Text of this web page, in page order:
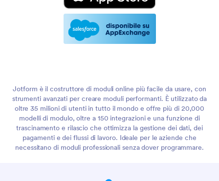
Jotform è il costruttore di moduli online più facile da usare, con
strumenti avanzati per creare moduli performanti. È utilizzato da
oltre 35 milioni di utenti in tutto il mondo e offre più di 20,000
modelli di modulo, oltre a 150 integrazioni e una funzione di
trascinamento e rilascio che ottimizza la gestione dei dati, dei
pagamenti e dei flussi di lavoro. Ideale per le aziende che
necessitano di moduli professionali senza dover programmare.